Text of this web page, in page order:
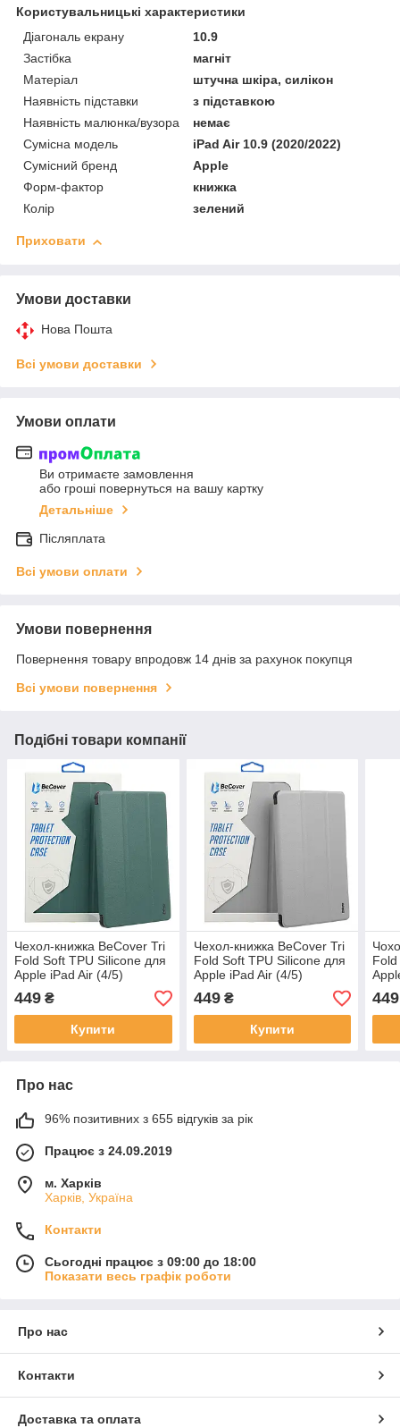
Користувальницькі характеристики
Діагональ екрану
10.9
Застібка
магніт
Матеріал
штучна шкіра, силікон
Наявність підставки
з підставкою
Наявність малюнка/вузора
немає
Сумісна модель
iPad Air 10.9 (2020/2022)
Сумісний бренд
Apple
Форм-фактор
книжка
Колір
зелений
Приховати
Умови доставки
Нова Пошта
Всі умови доставки
Умови оплати
Ви отримаєте замовлення
або гроші повернуться на вашу картку
Детальніше
Післяплата
Всі умови оплати
Умови повернення
Повернення товару впродовж 14 днів за рахунок покупця
Всі умови повернення
Подібні товари компанії
Чeхол-книжка BeCover Tri
Fold Soft TPU Silicone для
Apple iPad Air (4/5)
2020/2022 10.9" Dark
Green (711130)
449 ₴
Купити
Чeхол-книжка BeCover Tri
Fold Soft TPU Silicone для
Apple iPad Air (4/5)
2020/2022 10.9" Gray
(711132)
449₴
Купити
449
Про нас
96% позитивних з 655 відгуків за рік
Працює з 24.09.2019
м. Харків
Харків, Україна
Контакти
Сьогодні працює з 09:00 до 18:00
Показати весь графік роботи
Про нас
Контакти
Доставка та оплата